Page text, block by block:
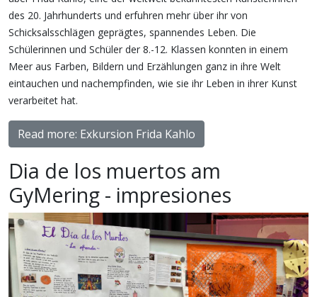
des 20. Jahrhunderts und erfuhren mehr über ihr von
Schicksalsschlägen geprägtes, spannendes Leben. Die
Schülerinnen und Schüler der 8.-12. Klassen konnten in einem
Meer aus Farben, Bildern und Erzählungen ganz in ihre Welt
eintauchen und nachempfinden, wie sie ihr Leben in ihrer Kunst
verarbeitet hat.
Read more: Exkursion Frida Kahlo
Dia de los muertos am
GyMering - impresiones